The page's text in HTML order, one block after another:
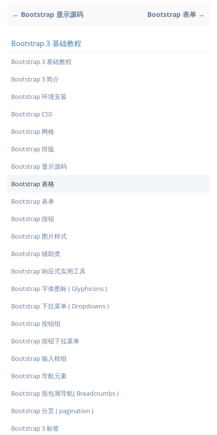
← Bootstrap 显示源码 Bootstrap 表单 →
Bootstrap 3 基础教程
Bootstrap 3 基础教程
Bootstrap 3 简介
Bootstrap 环境安装
Bootstrap CSS
Bootstrap 网格
Bootstrap 排版
Bootstrap 显示源码
Bootstrap 表格
Bootstrap 表单
Bootstrap 按钮
Bootstrap 图片样式
Bootstrap 辅助类
Bootstrap 响应式实用工具
Bootstrap 字体图标 ( Glyphicons )
Bootstrap 下拉菜单 ( Dropdowns )
Bootstrap 按钮组
Bootstrap 按钮下拉菜单
Bootstrap 输入框组
Bootstrap 导航元素
Bootstrap 面包屑导航( Breadcrumbs )
Bootstrap 分页 ( pagination )
Bootstrap 3 标签